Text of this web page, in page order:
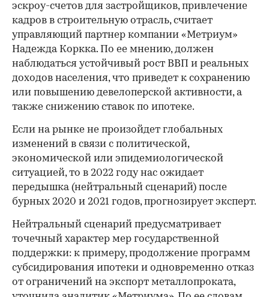
эскроу-счетов для застройщиков, привлечение
кадров в строительную отрасль, считает
управляющий партнер компании «Метриум»
Надежда Коркка. По ее мнению, должен
наблюдаться устойчивый рост ВВП и реальных
доходов населения, что приведет к сохранению
или повышению девелоперской активности, а
также снижению ставок по ипотеке.
Если на рынке не произойдет глобальных
изменений в связи с политической,
экономической или эпидемиологической
ситуацией, то в 2022 году нас ожидает
передышка (нейтральный сценарий) после
бурных 2020 и 2021 годов, прогнозирует эксперт.
Нейтральный сценарий предусматривает
точечный характер мер государственной
поддержки: к примеру, продолжение программ
субсидирования ипотеки и одновременно отказ
от ограничений на экспорт металлопроката,